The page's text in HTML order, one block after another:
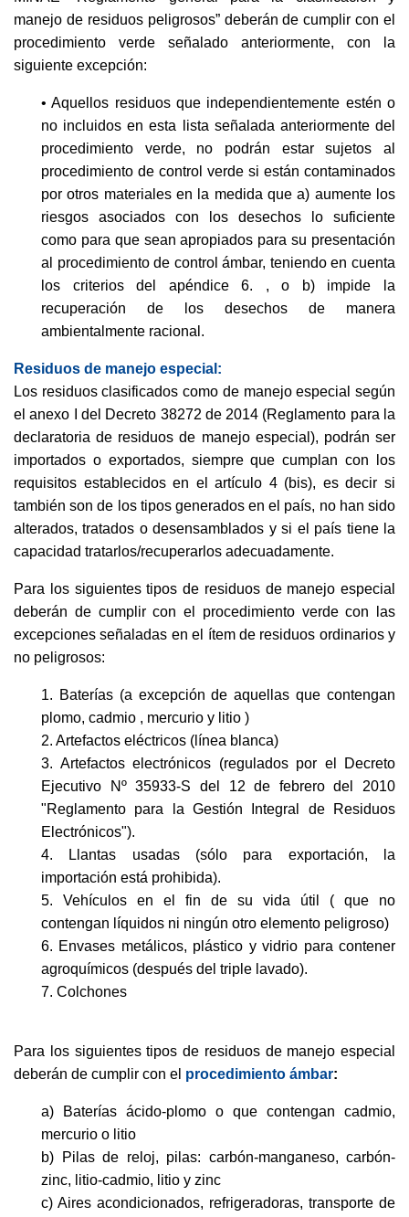
manejo de residuos peligrosos” deberán de cumplir con el
procedimiento verde señalado anteriormente, con la
siguiente excepción:
• Aquellos residuos que independientemente estén o
no incluidos en esta lista señalada anteriormente del
procedimiento verde, no podrán estar sujetos al
procedimiento de control verde si están contaminados
por otros materiales en la medida que a) aumente los
riesgos asociados con los desechos lo suficiente
como para que sean apropiados para su presentación
al procedimiento de control ámbar, teniendo en cuenta
los criterios del apéndice 6. , o b) impide la
recuperación de los desechos de manera
ambientalmente racional.
Residuos de manejo especial:
Los residuos clasificados como de manejo especial según
el anexo I del Decreto 38272 de 2014 (Reglamento para la
declaratoria de residuos de manejo especial), podrán ser
importados o exportados, siempre que cumplan con los
requisitos establecidos en el artículo 4 (bis), es decir si
también son de los tipos generados en el país, no han sido
alterados, tratados o desensamblados y si el país tiene la
capacidad tratarlos/recuperarlos adecuadamente.
Para los siguientes tipos de residuos de manejo especial
deberán de cumplir con el procedimiento verde con las
excepciones señaladas en el ítem de residuos ordinarios y
no peligrosos:
1. Baterías (a excepción de aquellas que contengan
plomo, cadmio , mercurio y litio )
2. Artefactos eléctricos (línea blanca)
3. Artefactos electrónicos (regulados por el Decreto
Ejecutivo Nº 35933-S del 12 de febrero del 2010
"Reglamento para la Gestión Integral de Residuos
Electrónicos").
4. Llantas usadas (sólo para exportación, la
importación está prohibida).
5. Vehículos en el fin de su vida útil ( que no
contengan líquidos ni ningún otro elemento peligroso)
6. Envases metálicos, plástico y vidrio para contener
agroquímicos (después del triple lavado).
7. Colchones
Para los siguientes tipos de residuos de manejo especial
deberán de cumplir con el procedimiento ámbar:
a) Baterías ácido-plomo o que contengan cadmio,
mercurio o litio
b) Pilas de reloj, pilas: carbón-manganeso, carbón-
zinc, litio-cadmio, litio y zinc
c) Aires acondicionados, refrigeradoras, transporte de